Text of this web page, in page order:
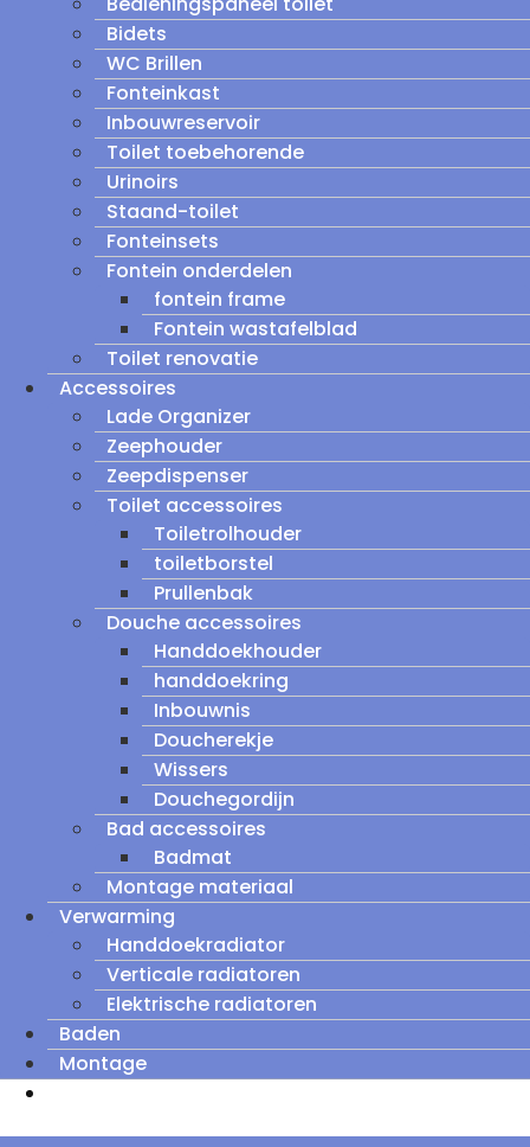
Bidets
WC Brillen
Fonteinkast
Inbouwreservoir
Toilet toebehorende
Urinoirs
Staand-toilet
Fonteinsets
Fontein onderdelen
fontein frame
Fontein wastafelblad
Toilet renovatie
Accessoires
Lade Organizer
Zeephouder
Zeepdispenser
Toilet accessoires
Toiletrolhouder
toiletborstel
Prullenbak
Douche accessoires
Handdoekhouder
handdoekring
Inbouwnis
Doucherekje
Wissers
Douchegordijn
Bad accessoires
Badmat
Montage materiaal
Verwarming
Handdoekradiator
Verticale radiatoren
Elektrische radiatoren
Baden
Montage